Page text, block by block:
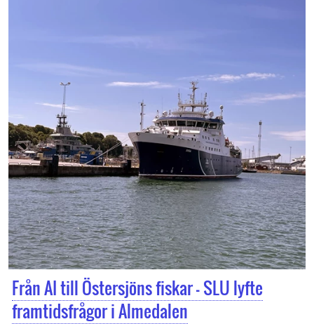
Från AI till Östersjöns fiskar – SLU lyfte
framtidsfrågor i Almedalen